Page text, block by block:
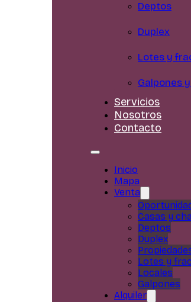
Deptos
Duplex
Lotes y
Galpones
Servicios
Nosotros
Contacto
Inicio
Mapa
Venta
Casas y
Deptos
Duplex
Lotes y
Locales
Galpones
Alquiler